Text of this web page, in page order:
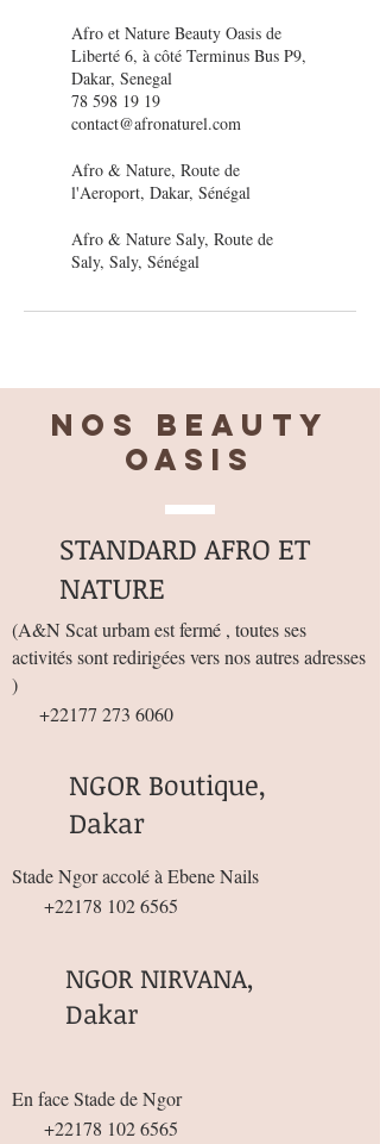
Afro et Nature Beauty Oasis de
Liberté 6, à côté Terminus Bus P9,
Dakar, Senegal
78 598 19 19
contact@afronaturel.com
Afro & Nature, Route de
l'Aeroport, Dakar, Sénégal
Afro & Nature Saly, Route de
Saly, Saly, Sénégal
Nos BEAUTY
OASIS
STANDARD AFRO ET
NATURE
(A&N Scat urbam est fermé , toutes ses
activités sont redirigées vers nos autres adresses
)
+22177 273 6060
NGOR Boutique,
Dakar
Stade Ngor accolé à Ebene Nails
+22178 102 6565
NGOR NIRVANA,
Dakar
En face Stade de Ngor
+22178 102 6565